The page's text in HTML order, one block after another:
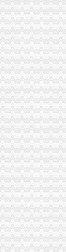
报告范本,
科学仪器厂
物流交易中
-政民互动群
？_已解决-
博客
回事吗？_阿
期
”届
京东方圣隆达
多久？-通关
网
料？-阿里巴
登记证书》
失效后该怎